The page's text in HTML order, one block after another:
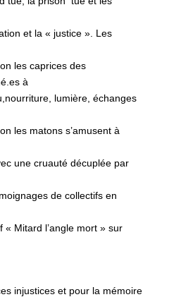
et la « justice ». Les
les caprices des
à
lumière, échanges
les matons s’amusent à
une cruauté décuplée par
de collectifs en
« Mitard l’angle mort » sur
injustices et pour la mémoire